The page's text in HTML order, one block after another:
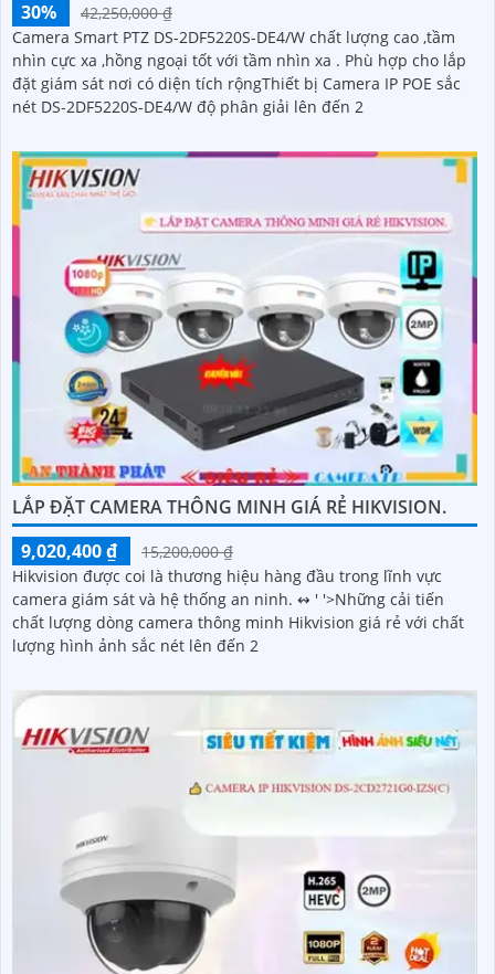
30%
42,250,000 ₫
Camera Smart PTZ DS-2DF5220S-DE4/W chất lượng cao ,tầm
nhìn cực xa ,hồng ngoại tốt với tầm nhìn xa . Phù hợp cho lắp
đặt giám sát nơi có diện tích rộngThiết bị Camera IP POE sắc
nét DS-2DF5220S-DE4/W độ phân giải lên đến 2
LẮP ĐẶT CAMERA THÔNG MINH GIÁ RẺ HIKVISION.
9,020,400 ₫
15,200,000 ₫
Hikvision được coi là thương hiệu hàng đầu trong lĩnh vực
camera giám sát và hệ thống an ninh. ↭ ' '>Những cải tiến
chất lượng dòng camera thông minh Hikvision giá rẻ với chất
lượng hình ảnh sắc nét lên đến 2